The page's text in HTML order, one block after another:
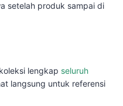
setelah produk sampai di
lengkap seluruh
langsung untuk referensi